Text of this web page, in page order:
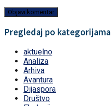
Pregledaj po kategorijama
aktuelno
Analiza
Arhiva
Avantura
Dijaspora
Društvo